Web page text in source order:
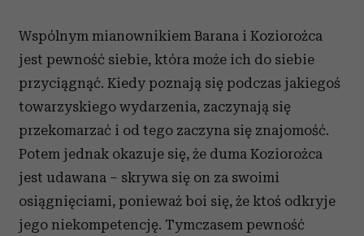
Wspólnym mianownikiem Barana i Koziorożca
jest pewność siebie, która może ich do siebie
przyciągnąć. Kiedy poznają się podczas jakiegoś
towarzyskiego wydarzenia, zaczynają się
przekomarzać i od tego zaczyna się znajomość.
Potem jednak okazuje się, że duma Koziorożca
jest udawana – skrywa się on za swoimi
osiągnięciami, ponieważ boi się, że ktoś odkryje
jego niekompetencję. Tymczasem pewność